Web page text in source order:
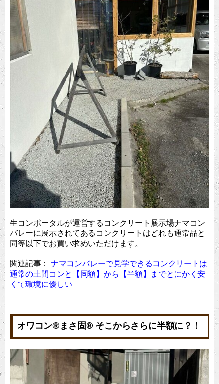
生コンポータルが運営するコンクリート展示場ナマコン
バレーに展示されてあるコンクリートはどれも通常品と
同等以下でお買い求めいただけます。
関連記事： ナマコンバレーで見学できるコンクリートは
通常の土間コンと【同額】から【半額】までとにかく安
くて環境に優しい
オワコン®︎まさ固®︎ そこからさらに半額に？！